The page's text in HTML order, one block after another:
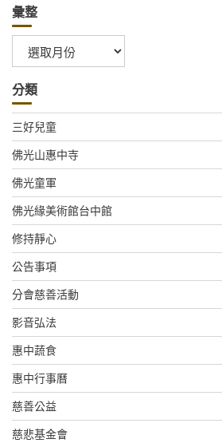
彙整
整
分類
三好兒童
佛光山惠中寺
佛光童軍
佛光緣美術館台中館
修持靜心
公告事項
分會慈善活動
影音弘法
惠中蔬食
惠中行事曆
慈善公益
慈悲基金會